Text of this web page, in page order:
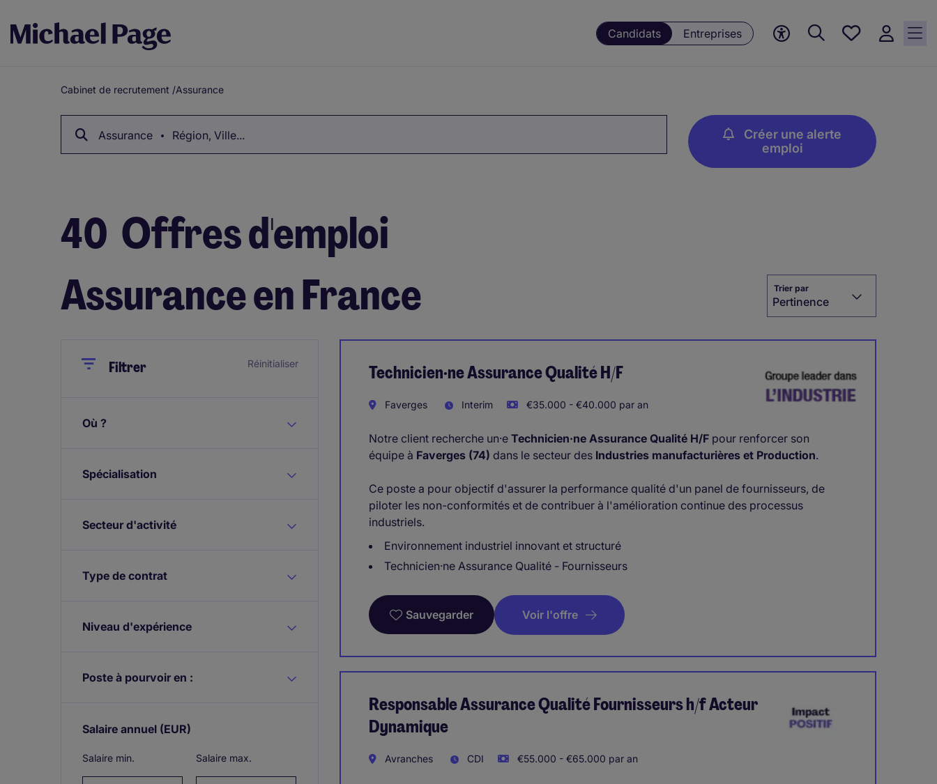
Candidats Entreprises
Mes offres, 0
Fil
d'Ariane
Cabinet de recrutement /Assurance
Assurance Région, Ville...
Créer une alerte
emploi
40 Offres d'emploi
Assurance en France
Trier par
Pertinence
CloseFiltrer Réinitialiser
Où ?
Spécialisation
Secteur d'activité
Type de contrat
Niveau d'expérience
Poste à pourvoir en :
Salaire annuel (EUR)
Salaire min. Salaire max.
Technicien·ne Assurance Qualité H/F
Faverges Interim €35.000 - €40.000 par an
Notre client recherche un·e Technicien·ne Assurance Qualité H/F pour renforcer son
équipe à Faverges (74) dans le secteur des Industries manufacturières et Production.
Ce poste a pour objectif d'assurer la performance qualité d'un panel de fournisseurs, de
piloter les non-conformités et de contribuer à l'amélioration continue des processus
industriels.
Environnement industriel innovant et structuré
Technicien·ne Assurance Qualité - Fournisseurs
Sauvegarder Voir l'offre
Responsable Assurance Qualité Fournisseurs h/f Acteur
Dynamique
Avranches CDI €55.000 - €65.000 par an